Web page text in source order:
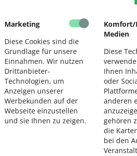
Marketing
Diese Cookies sind die
Grundlage für unsere
Einnahmen. Wir nutzen
Drittanbieter-
Technologien, um
Anzeigen unserer
Werbekunden auf der
Webseite einzustellen
und sie Ihnen zu zeigen.
Komfort/
Medien
Diese
Ihnen
oder
anderen
gehören
die
bei den
2027